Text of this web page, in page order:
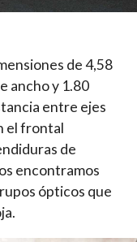
de 4,58
ancho y 1.80
entre ejes
el frontal
de
encontramos
ópticos que